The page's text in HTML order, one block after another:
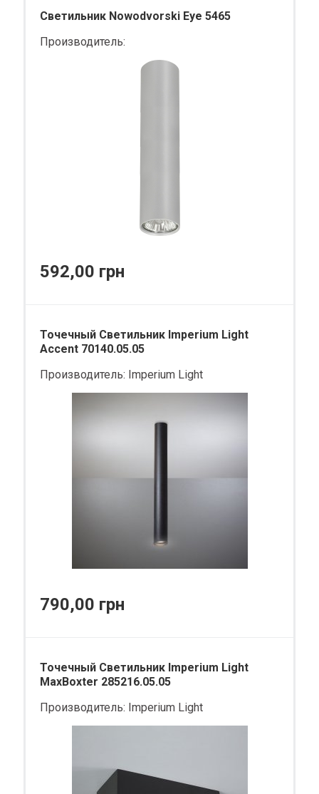
Светильник Nowodvorski Eye 5465
Производитель:
592,00 грн
Точечный Светильник Imperium Light
Accent 70140.05.05
Производитель: Imperium Light
790,00 грн
Точечный Светильник Imperium Light
MaxBoxter 285216.05.05
Производитель: Imperium Light